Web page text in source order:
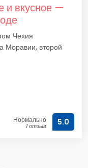
и вкусное —
Чехия
Моравии, второй
Нормально
1 отзыв 5.0